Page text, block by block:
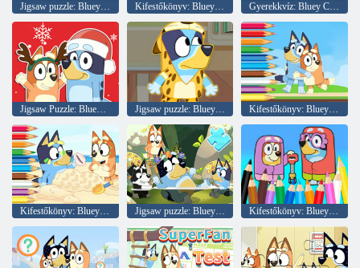
Jigsaw puzzle: Bluey apa baby Kifestőkönyv: Bluey Mikulás Gyerekkvíz: Bluey Christmas Quiz
Jigsaw puzzle: Bluey Aranyos Onsies
Kifestőkönyv: Bluey on The Beach Jigsaw puzzle: Bluey Pool Spa Kifestőkönyv: Bluey Flossing Grannies